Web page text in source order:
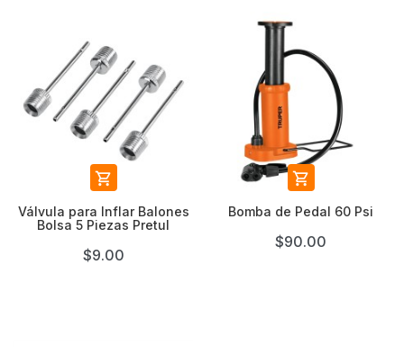

Válvula para Inflar Balones
Bolsa 5 Piezas Pretul
$9.00

Bomba de Pedal 60 Psi
$90.00